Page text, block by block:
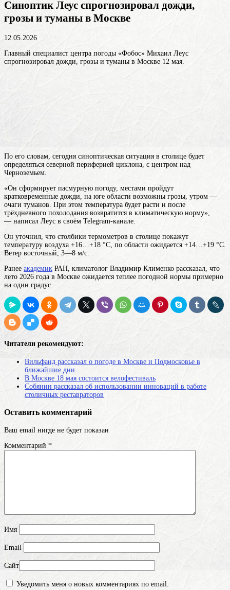
Синоптик Леус спрогнозировал дожди,
грозы и туманы в Москве
12.05.2026
Главный специалист центра погоды «Фобос» Михаил Леус
спрогнозировал дожди, грозы и туманы в Москве 12 мая.
По его словам, сегодня синоптическая ситуация в столице будет
определяться северной периферией циклона, с центром над
Черноземьем.
«Он сформирует пасмурную погоду, местами пройдут
кратковременные дожди, на юге области возможны грозы, утром —
очаги туманов. При этом температура будет расти и после
трёхдневного похолодания возвратится в климатическую норму»,
— написал Леус в своём Telegram-канале.
Он уточнил, что столбики термометров в столице покажут
температуру воздуха +16…+18 °С, по области ожидается +14…+19 °С.
Ветер восточный, 3—8 м/с.
Ранее академик РАН, климатолог Владимир Клименко рассказал, что
лето 2026 года в Москве ожидается теплее погодной нормы примерно
на один градус.
Читатели рекомендуют:
Вильфанд рассказал о погоде в Москве и Подмосковье в
ближайшие дни
В Москве 18 мая состоится велофестиваль
Собянин рассказал об использовании инноваций в работе
столичных реставраторов
Оставить комментарий
Ваш email нигде не будет показан
Комментарий *
Имя
Email
Сайт
Уведомить меня о новых комментариях по email.